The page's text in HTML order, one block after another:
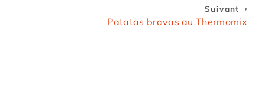
Suivant
Patatas bravas au Thermomix